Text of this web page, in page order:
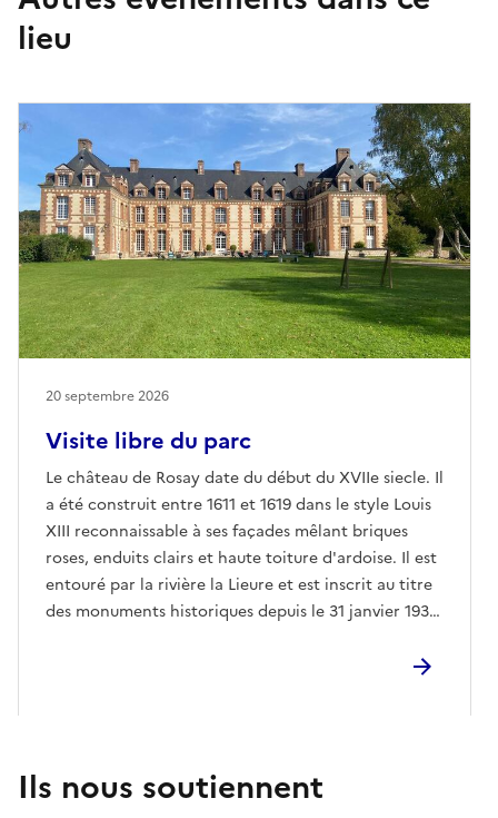
lieu
Visite libre du parc
Le château de Rosay date du début du XVIIe siecle. Il
a été construit entre 1611 et 1619 dans le style Louis
XIII reconnaissable à ses façades mêlant briques
roses, enduits clairs et haute toiture d'ardoise. Il est
entouré par la rivière la Lieure et est inscrit au titre
des monuments historiques depuis le 31 janvier 1938.
Lieure en font l'un des châteaux les plus intéressants
principalement à l'accueil des séminaires et
d'événements professionnels.Visite libre dans le
20 septembre 2026
Ils nous soutiennent